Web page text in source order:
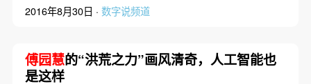
2016年8月30日 · 数字说频道
傅园慧的“洪荒之力”画风清奇，人工智能也
是这样